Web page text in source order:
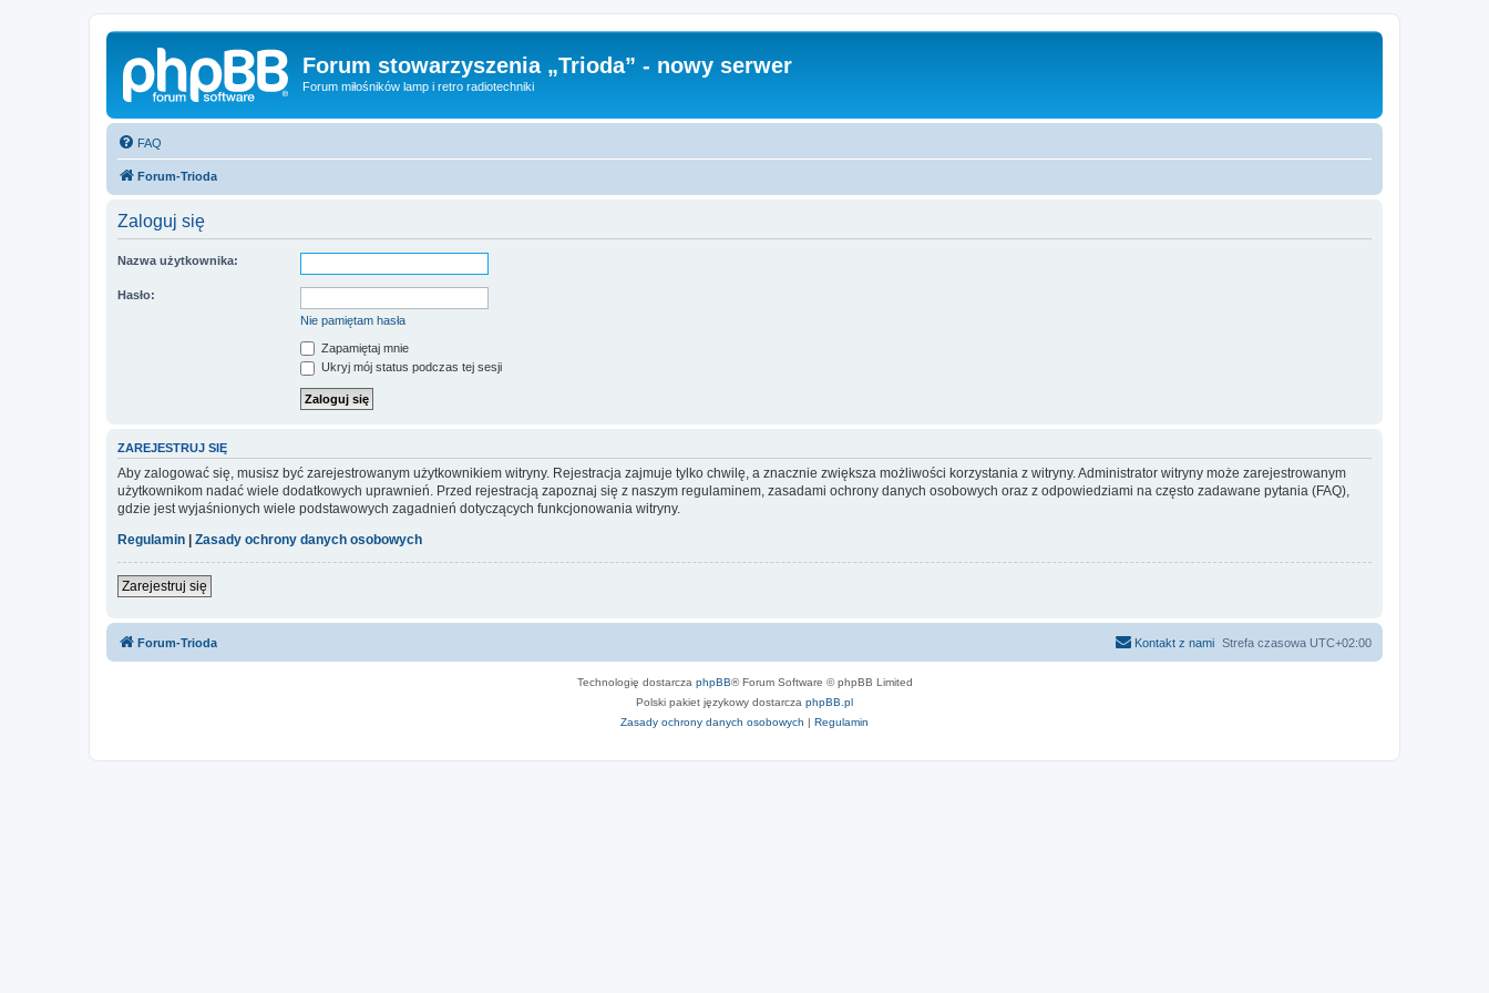
Forum stowarzyszenia „Trioda” - nowy serwer
Forum miłośników lamp i retro radiotechniki
FAQ
Forum-Trioda
Zaloguj się
Nazwa użytkownika:
Hasło:
Nie pamiętam hasła
Zapamiętaj mnie
Ukryj mój status podczas tej sesji
ZAREJESTRUJ SIĘ
Aby zalogować się, musisz być zarejestrowanym użytkownikiem witryny. Rejestracja zajmuje tylko chwilę, a znacznie zwiększa możliwości korzystania z witryny. Administrator witryny może zarejestrowanym
użytkownikom nadać wiele dodatkowych uprawnień. Przed rejestracją zapoznaj się z naszym regulaminem, zasadami ochrony danych osobowych oraz z odpowiedziami na często zadawane pytania (FAQ),
gdzie jest wyjaśnionych wiele podstawowych zagadnień dotyczących funkcjonowania witryny.
Regulamin
Zasady ochrony danych osobowych
Zarejestruj się
Forum-Trioda Strefa czasowa UTC+02:00
Kontakt z nami
Technologię dostarcza phpBB® Forum Software © phpBB Limited
Polski pakiet językowy dostarcza phpBB.pl
Zasady ochrony danych osobowych | Regulamin